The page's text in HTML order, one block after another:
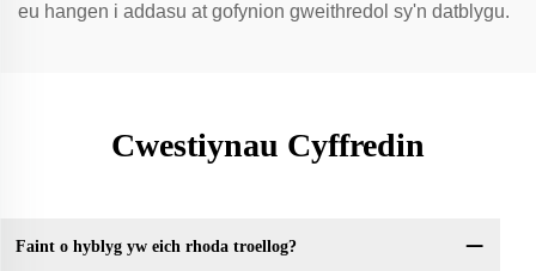
eu hangen i addasu at gofynion gweithredol sy'n datblygu.
Cwestiynau Cyffredin
Faint o hyblyg yw eich rhoda troellog?